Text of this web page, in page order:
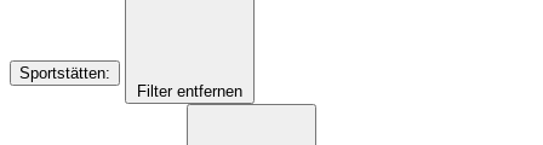
Sportstätten:
Filter entfernen